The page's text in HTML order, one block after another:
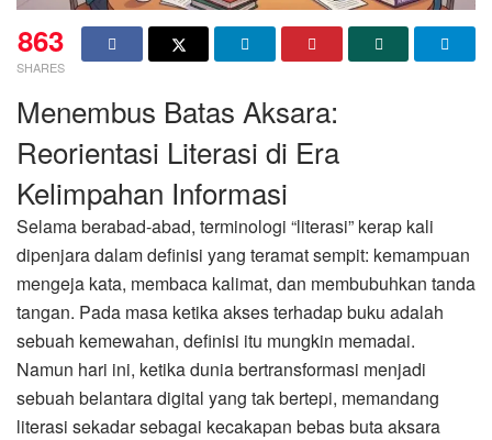
863
SHARES
Menembus Batas Aksara:
Reorientasi Literasi di Era
Kelimpahan Informasi
Selama berabad-abad, terminologi “literasi” kerap kali
dipenjara dalam definisi yang teramat sempit: kemampuan
mengeja kata, membaca kalimat, dan membubuhkan tanda
tangan. Pada masa ketika akses terhadap buku adalah
sebuah kemewahan, definisi itu mungkin memadai.
Namun hari ini, ketika dunia bertransformasi menjadi
sebuah belantara digital yang tak bertepi, memandang
literasi sekadar sebagai kecakapan bebas buta aksara